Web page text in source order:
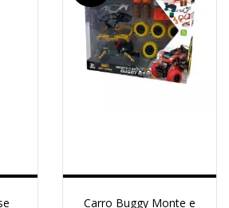
Carro Buggy Monte e